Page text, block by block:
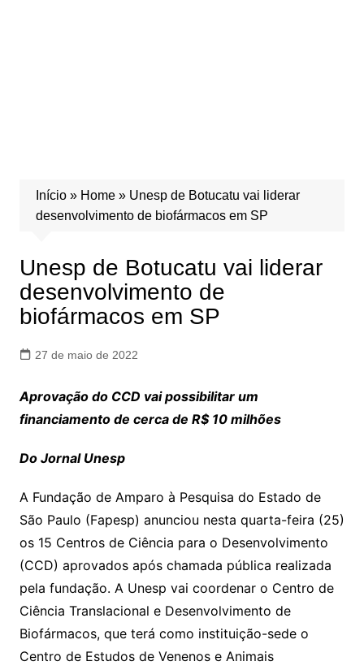
Início» Home» Unesp de Botucatu vai liderar
desenvolvimento de biofármacos em SP
Unesp de Botucatu vai liderar
desenvolvimento de
biofármacos em SP
27 de maio de 2022
Aprovação do CCD vai possibilitar um
financiamento de cerca de R$ 10 milhões
Do Jornal Unesp
A Fundação de Amparo à Pesquisa do Estado de
São Paulo (Fapesp) anunciou nesta quarta-feira (25)
os 15 Centros de Ciência para o Desenvolvimento
(CCD) aprovados após chamada pública realizada
pela fundação. A Unesp vai coordenar o Centro de
Ciência Translacional e Desenvolvimento de
Biofármacos, que terá como instituição-sede o
Centro de Estudos de Venenos e Animais